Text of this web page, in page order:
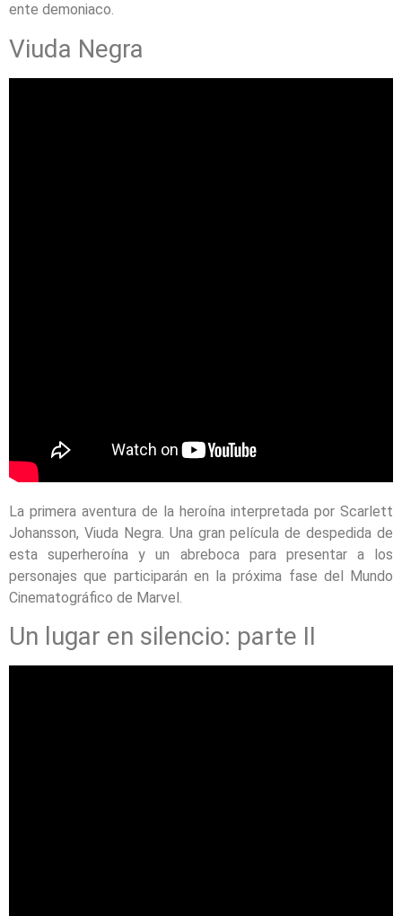
ente demoniaco.
Viuda Negra
La primera aventura de la heroína interpretada por Scarlett
Johansson, Viuda Negra. Una gran película de despedida de
esta superheroína y un abreboca para presentar a los
personajes que participarán en la próxima fase del Mundo
Cinematográfico de Marvel.
Un lugar en silencio: parte II